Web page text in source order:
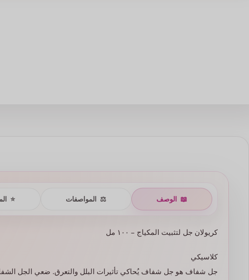
📖 الوصف ⚖️ المواصفات ⭐
كريولان جل لتثبيت المكياج – ١٠٠ مل
كلاسيكي
جل شفاف هو جل شفاف يُحاكي تأثيرات البلل والتعرق. ضعي الجل